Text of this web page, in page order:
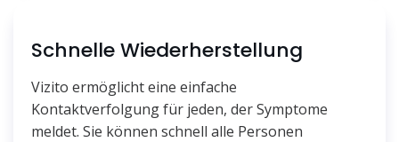
Schnelle Wiederherstellung
Vizito ermöglicht eine einfache
Kontaktverfolgung für jeden, der Symptome
meldet. Sie können schnell alle Personen